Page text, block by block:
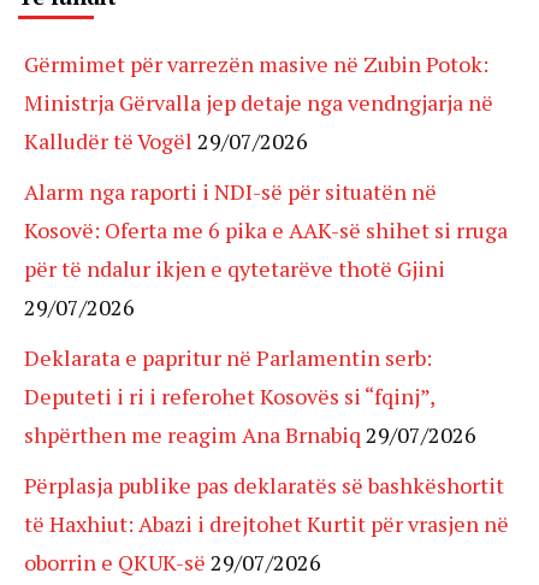
Gërmimet për varrezën masive në Zubin Potok:
Ministrja Gërvalla jep detaje nga vendngjarja në
Kalludër të Vogël 29/07/2026
Alarm nga raporti i NDI-së për situatën në
Kosovë: Oferta me 6 pika e AAK-së shihet si rruga
për të ndalur ikjen e qytetarëve thotë Gjini
29/07/2026
Deklarata e papritur në Parlamentin serb:
Deputeti i ri i referohet Kosovës si “fqinj”,
shpërthen me reagim Ana Brnabiq 29/07/2026
Përplasja publike pas deklaratës së bashkëshortit
të Haxhiut: Abazi i drejtohet Kurtit për vrasjen në
oborrin e QKUK-së 29/07/2026